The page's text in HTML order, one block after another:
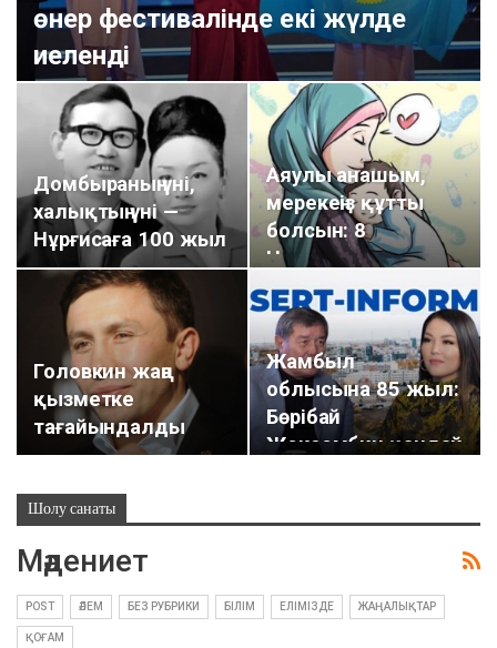
өнер фестивалінде екі жүлде
иеленді
sert-inform 0
Домбыраның үні,
халықтың үні —
Нұрғисаға 100 жыл
Аяулы анашым,
мерекеңіз құтты
болсын: 8
Наурызға арналған
сценарии
Головкин жаңа
қызметке
тағайындалды
Жамбыл
облысына 85 жыл:
Бөрібай
Жексембин қандай
Шолу санаты
Мәдениет
POST ӘЛЕМ БЕЗ РУБРИКИ БІЛІМ ЕЛІМІЗДЕ ЖАҢАЛЫҚТАР
ҚОҒАМ